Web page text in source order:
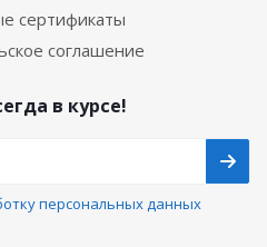
сертификаты
соглашение
в курсе!
персональных данных